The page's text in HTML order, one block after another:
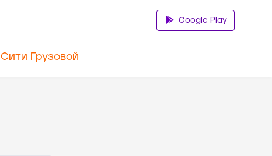
Google Play
Сити Грузовой